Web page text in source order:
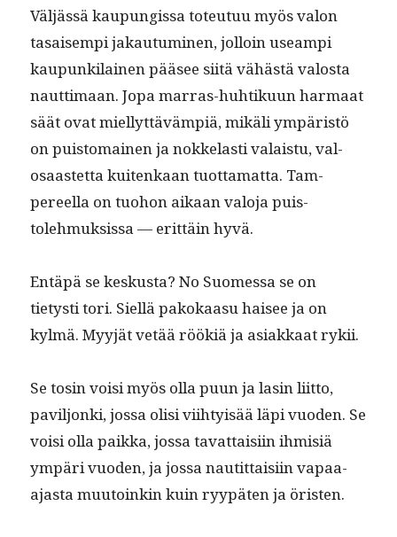
Väljässä kaupungis­sa toteu­tuu myös val­on
tasaisem­pi jakau­tu­mi­nen, jol­loin use­ampi
kaupunki­lainen pääsee siitä vähästä val­osta
naut­ti­maan. Jopa mar­ras-huhtiku­un har­maat
säät ovat miel­lyt­tävämpiä, mikäli ympäristö
on puis­tom­ainen ja nokke­lasti valais­tu, val­
osaastet­ta kuitenkaan tuot­ta­mat­ta. Tam­
pereel­la on tuo­hon aikaan val­o­ja puis­
tolehmuk­sis­sa — erit­täin hyvä.
Entäpä se keskus­ta? No Suomes­sa se on
tietysti tori. Siel­lä pakokaa­su haisee ja on
kylmä. Myyjät vetää röök­iä ja asi­akkaat rykii.
Se tosin voisi myös olla puun ja lasin liit­to,
paviljon­ki, jos­sa olisi viihty­isää läpi vuo­den. Se
voisi olla paik­ka, jos­sa tavat­taisi­in ihmisiä
ympäri vuo­den, ja jos­sa nau­tit­taisi­in vapaa-
ajas­ta muu­toinkin kuin ryypäten ja öristen.